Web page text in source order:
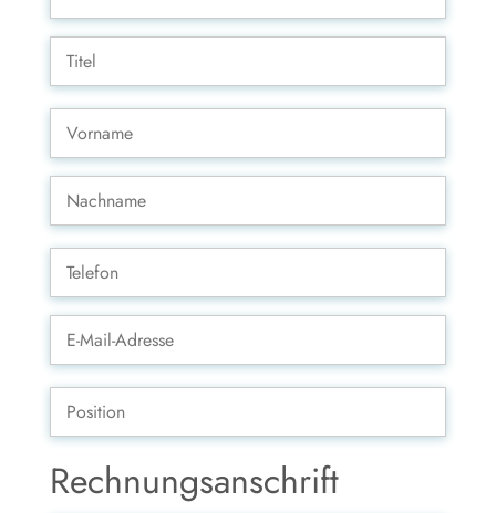
Rechnungsanschrift